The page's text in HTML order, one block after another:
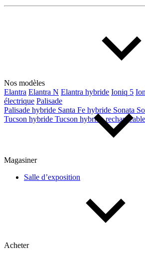
Nos modèles
Elantra Elantra N Elantra hybride Ioniq 5
électrique Palisade
Palisade hybride Santa Fe hybride Sonata
Tucson hybride Tucson hybride rechargeable
Magasiner
Salle d’exposition
Acheter